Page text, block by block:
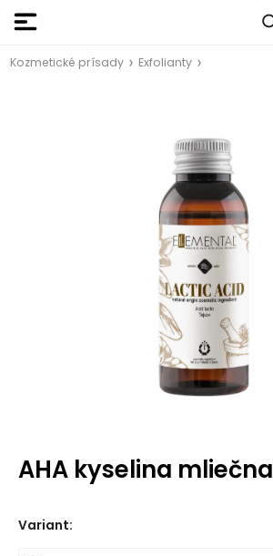
Kozmetické prísady Exfolianty
AHA kyselina mliečna
Variant: